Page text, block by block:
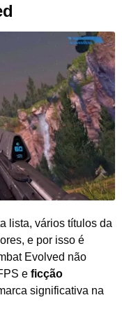
lista, vários títulos da
e por isso é
Evolved não
e ficção
significativa na